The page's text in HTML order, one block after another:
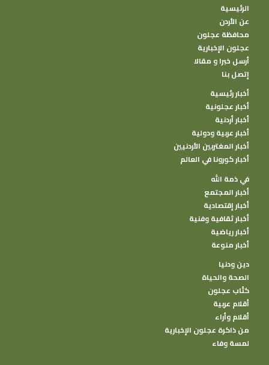
الرئيسية
عن الأردن
محافظة عجلون
عجلون الإخبارية
أرسل خبرا و مقالا
إتصل بنا
أخبار رئيسية
أخبار عجلونية
أخبار أردنية
أخبار عربية ودولية
أخبار المغتربين الأردنيين
أخبار كورونا في العالم
في ذمة الله
أخبار المجتمع
أخبار إقتصادية
أخبار ثقافية وفنية
أخبار رياضية
أخبار منوعة
دين ودنيا
الصحة والحياة
كتًاب عجلون
أقلام عربية
أقلام وأراء
من ذاكرة عجلون الإخبارية
لمسة وفاء